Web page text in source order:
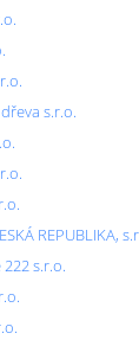
s.r.o.
REPUBLIKA,
222 s.r.o.